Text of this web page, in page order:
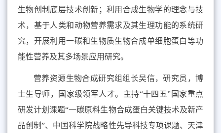
生物创制底层技术创新；利用合成生物学的理念与技
术，基于人类和动物营养需求及其生理功能的系统研
究，开展利用一碳和生物质生物合成单细胞蛋白等功
能性营养及其多场景应用研究。
营养资源生物合成研究组组长吴信，研究员，博
士生导师，国家级领军人才。主持“十四五”国家重点
研发计划课题“一碳原料生物合成蛋白关键技术及新产
品创制”、中国科学院战略性先导科技专项课题、天津